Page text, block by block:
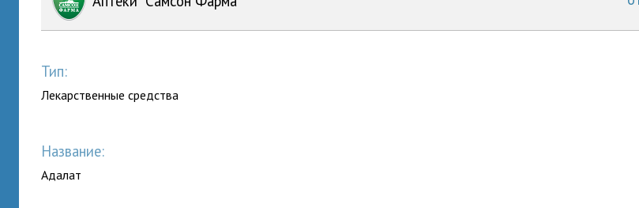
Тип:
Лекарственные средства
Название:
Адалат